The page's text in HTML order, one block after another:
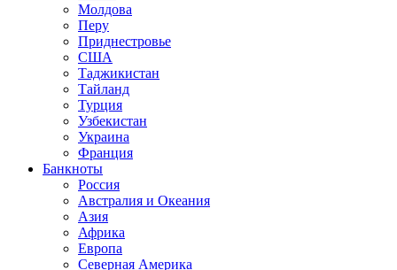
Молдова
Перу
Приднестровье
США
Таджикистан
Тайланд
Турция
Узбекистан
Украина
Франция
Банкноты
Россия
Австралия и Океания
Азия
Африка
Европа
Северная Америка